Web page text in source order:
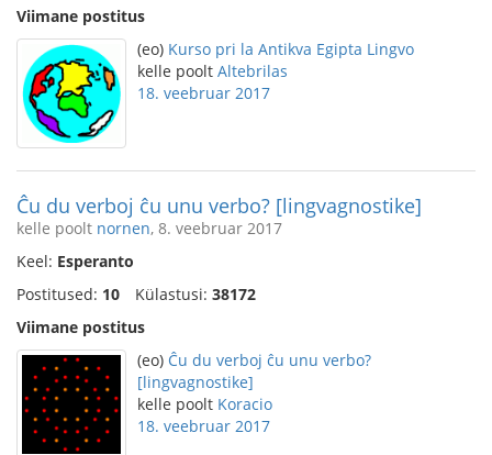
Viimane postitus
(eo) Kurso pri la Antikva Egipta Lingvo
kelle poolt Altebrilas
18. veebruar 2017
Ĉu du verboj ĉu unu verbo? [lingvagnostike]
kelle poolt nornen, 8. veebruar 2017
Keel: Esperanto
Postitused: 10 Külastusi: 38172
Viimane postitus
(eo) Ĉu du verboj ĉu unu verbo?
[lingvagnostike]
kelle poolt Koracio
18. veebruar 2017